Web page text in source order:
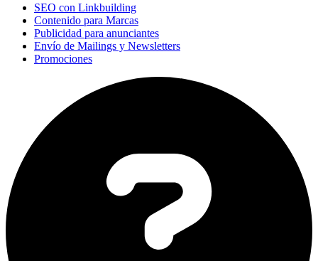
SEO con Linkbuilding
Contenido para Marcas
Publicidad para anunciantes
Envío de Mailings y Newsletters
Promociones